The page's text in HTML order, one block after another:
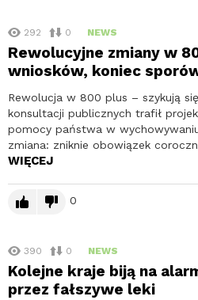
292 0 NEWS
Rewolucyjne zmiany w
wniosków, koniec
Rewolucja w 800 plus – szykują
konsultacji publicznych trafił
pomocy państwa w
zmiana: zniknie obowiązek
WIĘCEJ
0
390 0 NEWS
Kolejne kraje biją na
przez fałszywe leki